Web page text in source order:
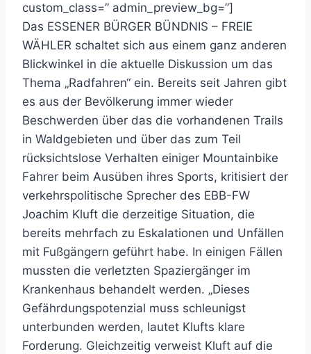
custom_class=” admin_preview_bg=”]
Das ESSENER BÜRGER BÜNDNIS – FREIE
WÄHLER schaltet sich aus einem ganz anderen
Blickwinkel in die aktuelle Diskussion um das
Thema „Radfahren“ ein. Bereits seit Jahren gibt
es aus der Bevölkerung immer wieder
Beschwerden über das die vorhandenen Trails
in Waldgebieten und über das zum Teil
rücksichtslose Verhalten einiger Mountainbike
Fahrer beim Ausüben ihres Sports, kritisiert der
verkehrspolitische Sprecher des EBB-FW
Joachim Kluft die derzeitige Situation, die
bereits mehrfach zu Eskalationen und Unfällen
mit Fußgängern geführt habe. In einigen Fällen
mussten die verletzten Spaziergänger im
Krankenhaus behandelt werden. „Dieses
Gefährdungspotenzial muss schleunigst
unterbunden werden, lautet Klufts klare
Forderung. Gleichzeitig verweist Kluft auf die